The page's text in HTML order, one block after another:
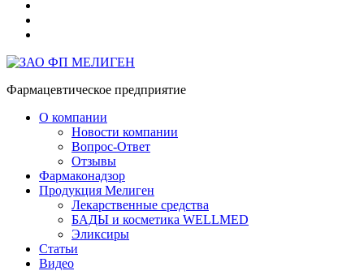
Фармацевтическое предприятие
О компании
Новости компании
Вопрос-Ответ
Отзывы
Фармаконадзор
Продукция Мелиген
Лекарственные средства
БАДЫ и косметика WELLMED
Эликсиры
Статьи
Видео